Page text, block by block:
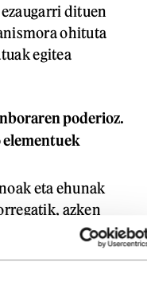
dituen
ohituta
egitea
poderioz.
eta ehunak
azken
inguruan hitz
materiala